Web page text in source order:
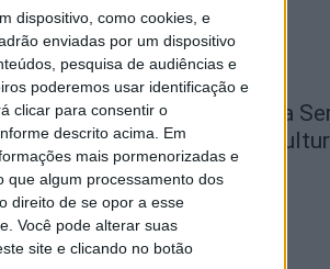
dispositivo, como cookies, e
enviadas por um dispositivo
pesquisa de audiências e
poderemos usar identificação e
clicar para consentir o
descrito acima. Em
mais pormenorizadas e
que algum processamento dos
direito de se opor a esse
Você pode alterar suas
site e clicando no botão
Academia Sénior da
artes na Casa da
7 de Agosto, 2026